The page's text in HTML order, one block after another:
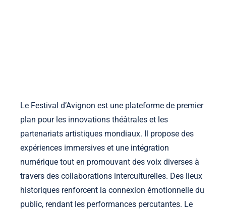
Le Festival d’Avignon est une plateforme de premier
plan pour les innovations théâtrales et les
partenariats artistiques mondiaux. Il propose des
expériences immersives et une intégration
numérique tout en promouvant des voix diverses à
travers des collaborations interculturelles. Des lieux
historiques renforcent la connexion émotionnelle du
public, rendant les performances percutantes. Le